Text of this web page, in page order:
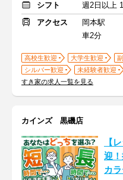
シフト
週2日以上
アクセス
岡本駅
車2分
高校生歓迎 大学生歓迎
シルバー歓迎
未経験者歓迎
すき家の求人一覧を見る
カインズ 黒磯店
【
迎
カ